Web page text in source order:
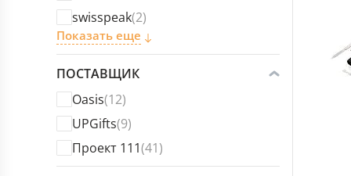
swisspeak(2)
Показать еще
ПОСТАВЩИК
Oasis(12)
UPGifts(9)
Проект 111(41)